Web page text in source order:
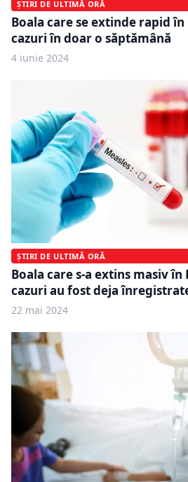
ȘTIRI DE ULTIMĂ ORĂ
Boala care se extinde rapid în
cazuri în doar o săptămână
4 iunie 2024
ȘTIRI DE ULTIMĂ ORĂ
Boala care s-a extins masiv
cazuri au fost deja
22 mai 2024